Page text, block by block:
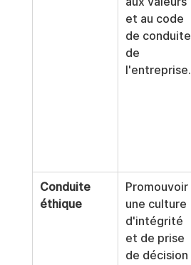
et au code
de conduite
de
l'entreprise.
Conduite
éthique
Promouvoir
une culture
d'intégrité
et de prise
de décision